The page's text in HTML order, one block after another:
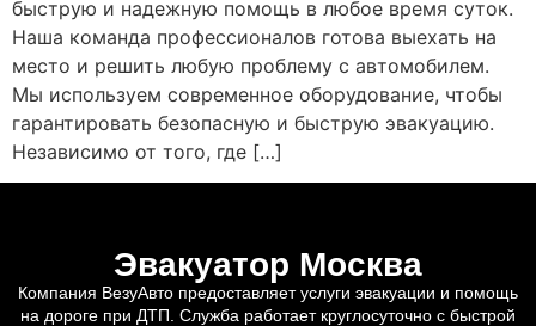
быструю и надежную помощь в любое время суток.
Наша команда профессионалов готова выехать на
место и решить любую проблему с автомобилем.
Мы используем современное оборудование, чтобы
гарантировать безопасную и быструю эвакуацию.
Независимо от того, где […]
Эвакуатор Москва
Компания ВезуАвто предоставляет услуги эвакуации и помощь
на дороге при ДТП. Служба работает круглосуточно с быстрой